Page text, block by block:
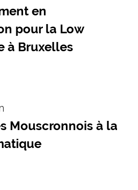
en
pour la Low
à Bruxelles
Mouscronnois à la